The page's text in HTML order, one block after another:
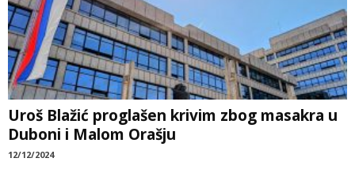
Uroš Blažić proglašen krivim zbog masakra u
Duboni i Malom Orašju
12/12/2024